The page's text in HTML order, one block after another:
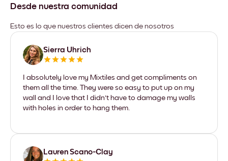
Desde nuestra comunidad
Esto es lo que nuestros clientes dicen de nosotros
Sierra Uhrich
I absolutely love my Mixtiles and get compliments on
them all the time. They were so easy to put up on my
wall and I love that I didn't have to damage my walls
with holes in order to hang them.
Lauren Scano-Clay